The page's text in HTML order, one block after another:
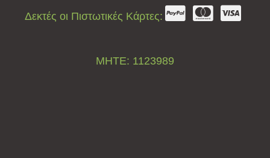
Δεκτές οι Πιστωτικές Κάρτες:
ΜΗΤΕ: 1123989